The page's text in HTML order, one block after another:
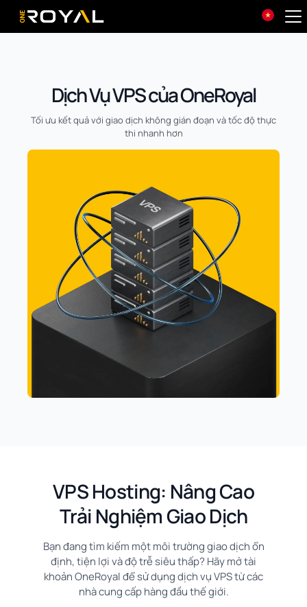
OneRoyal Home
Dịch Vụ VPS của OneRoyal
Tối ưu kết quả với giao dịch không gián đoạn và tốc độ thực
thi nhanh hơn
VPS Hosting: Nâng Cao
Trải Nghiệm Giao Dịch
Bạn đang tìm kiếm một môi trường giao dịch ổn
định, tiện lợi và độ trễ siêu thấp? Hãy mở tài
khoản OneRoyal để sử dụng dịch vụ VPS từ các
nhà cung cấp hàng đầu thế giới.